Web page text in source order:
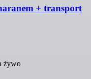
+ transport
żywo